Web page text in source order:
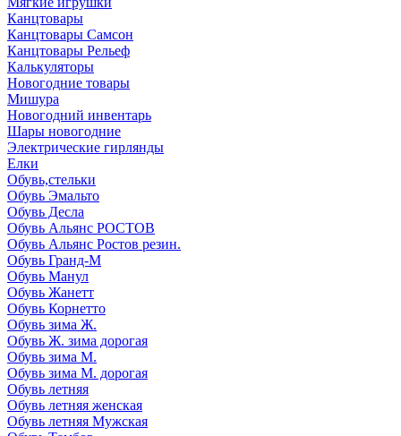
Канцтовары
Канцтовары Самсон
Канцтовары Рельеф
Калькуляторы
Новогодние товары
Мишура
Новогодний инвентарь
Шары новогодние
Электрические гирлянды
Елки
Обувь,стельки
Обувь Эмальто
Обувь Десла
Обувь Альянс РОСТОВ
Обувь Альянс Ростов резин.
Обувь Гранд-М
Обувь Манул
Обувь Жанетт
Обувь Корнетто
Обувь зима Ж.
Обувь Ж. зима дорогая
Обувь зима М.
Обувь зима М. дорогая
Обувь летняя
Обувь летняя женская
Обувь летняя Мужская